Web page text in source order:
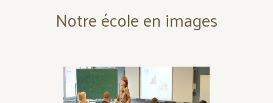
Notre école en images